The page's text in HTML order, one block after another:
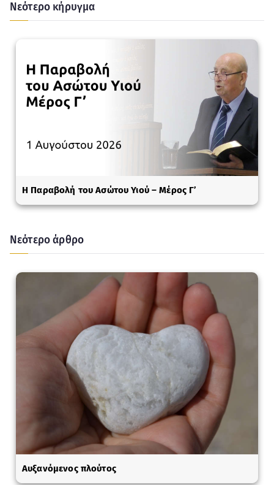
Νεότερο κήρυγμα
Η Παραβολή του Ασώτου Υιού – Μέρος Γ’
Νεότερο άρθρο
Αυξανόμενος πλούτος